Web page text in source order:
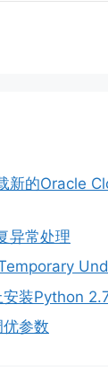
新的Oracle
异常处理
装Python
参数